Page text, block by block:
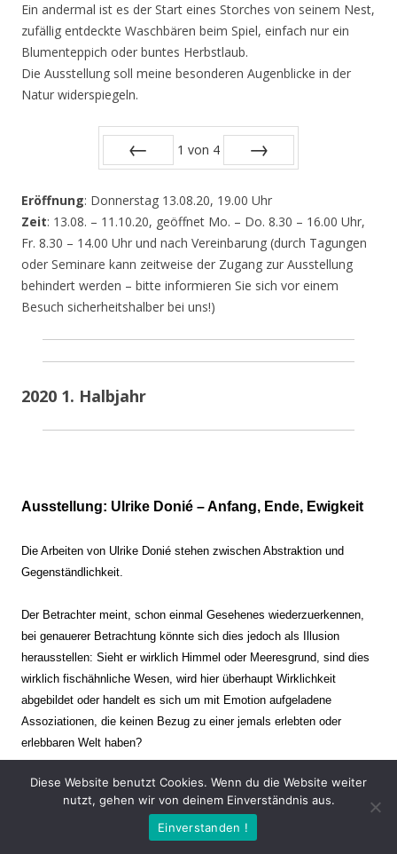
Ein andermal ist es der Start eines Storches von seinem Nest,
zufällig entdeckte Waschbären beim Spiel, einfach nur ein
Blumenteppich oder buntes Herbstlaub.
Die Ausstellung soll meine besonderen Augenblicke in der
Natur widerspiegeln.
1 von 4
Eröffnung: Donnerstag 13.08.20, 19.00 Uhr
Zeit: 13.08. – 11.10.20, geöffnet Mo. – Do. 8.30 – 16.00 Uhr,
Fr. 8.30 – 14.00 Uhr und nach Vereinbarung (durch Tagungen
oder Seminare kann zeitweise der Zugang zur Ausstellung
behindert werden – bitte informieren Sie sich vor einem
Besuch sicherheitshalber bei uns!)
2020 1. Halbjahr
Ausstellung: Ulrike Donié – Anfang, Ende, Ewigkeit
Die Arbeiten von Ulrike Donié stehen zwischen Abstraktion und
Gegenständlichkeit.
Der Betrachter meint, schon einmal Gesehenes wiederzuerkennen,
bei genauerer Betrachtung könnte sich dies jedoch als Illusion
herausstellen: Sieht er wirklich Himmel oder Meeresgrund, sind dies
wirklich fischähnliche Wesen, wird hier überhaupt Wirklichkeit
abgebildet oder handelt es sich um mit Emotion aufgeladene
Assoziationen, die keinen Bezug zu einer jemals erlebten oder
erlebbaren Welt haben?
Verharren und Dynamik stehen sich dabei gegenüber. Zeit steht still
oder verrinnt im Nu. Es soll dabei eine Spannung, auch farblich, bis
zur Schmerzgrenze erzeugt werden. Die Arbeiten stellen ambivalente
Diese Website benutzt Cookies. Wenn du die Website weiter
nutzt, gehen wir von deinem Einverständnis aus.
Einverstanden !